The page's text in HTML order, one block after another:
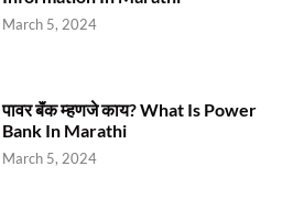
March 5, 2024
पावर बॅंक म्हणजे काय? What Is Power
Bank In Marathi
March 5, 2024